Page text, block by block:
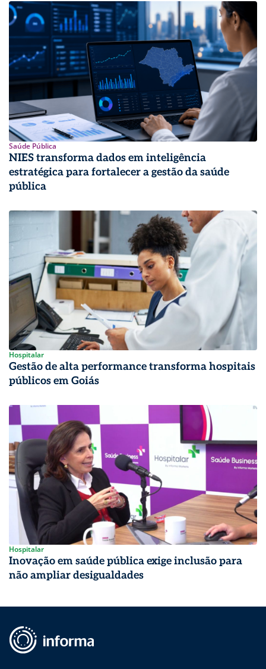
Saúde Pública
NIES transforma dados em inteligência
estratégica para fortalecer a gestão da saúde
pública
Hospitalar
Gestão de alta performance transforma hospitais
públicos em Goiás
Hospitalar
Inovação em saúde pública exige inclusão para
não ampliar desigualdades